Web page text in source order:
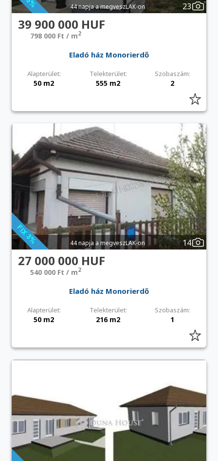
44 napja a megveszLAK-on 23
39 900 000 HUF
798 000 Ft / m2
Eladó ház Monorierdő
Alapterület: Telekterület: Szobaszám:
50 m2 555 m2 2
44 napja a megveszLAK-on 14
27 000 000 HUF
540 000 Ft / m2
Eladó ház Monorierdő
Alapterület: Telekterület: Szobaszám:
50 m2 216 m2 1